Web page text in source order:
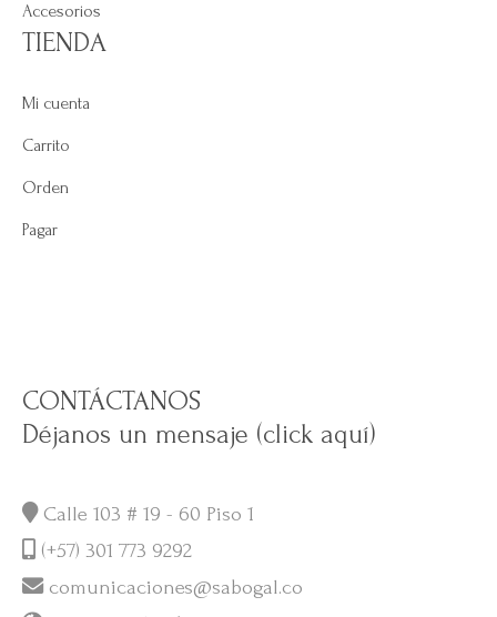
Accesorios
TIENDA
Mi cuenta
Carrito
Orden
Pagar
CONTÁCTANOS
Déjanos un mensaje (click aquí)
Calle 103 # 19 - 60 Piso 1
(+57) 301 773 9292
comunicaciones@sabogal.co